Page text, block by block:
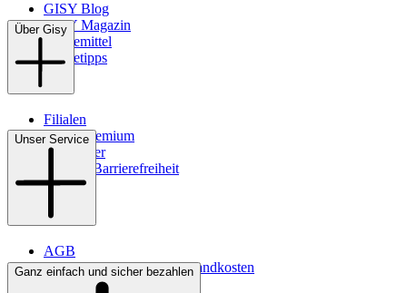
GISY Blog
GISY Magazin
Pflegemittel
Pflegetipps
Über Gisy
Filialen
WMS-Premium
Newsletter
Digitale Barrierefreiheit
Unser Service
AGB
Lieferbedingungen & Versandkosten
Bezahlung
Ganz einfach und sicher bezahlen